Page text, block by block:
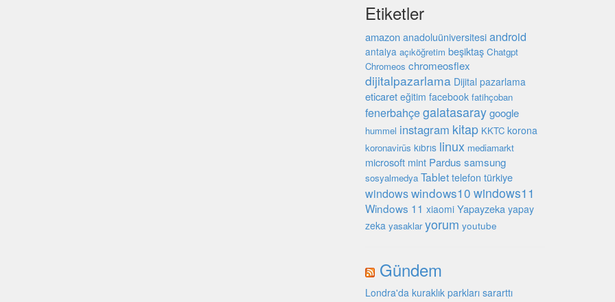
Etiketler
amazon anadoluüniversitesi android
antalya açıköğretim beşiktaş Chatgpt
Chromeos chromeosflex
dijitalpazarlama Dijital pazarlama
eticaret eğitim facebook fatihçoban
fenerbahçegalatasaray google
hummel instagram kitap KKTC korona
koronavirüs kıbrıs linux mediamarkt
microsoft mint Pardus samsung
sosyalmedya Tablet telefon türkiye
windowswindows10 windows11
Windows 11 xiaomi Yapayzeka yapay
zeka yasaklar yorum youtube
Gündem
Londra'da kuraklık parkları sararttı